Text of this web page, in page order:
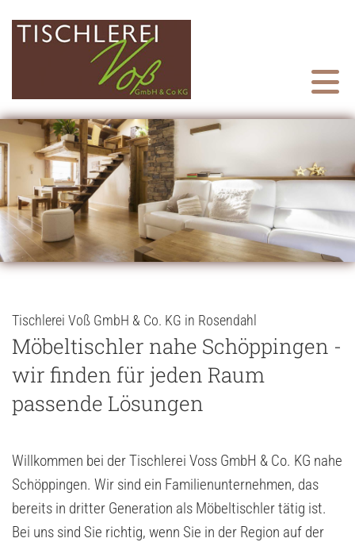
Tischlerei Voß GmbH & Co. KG in Rosendahl
Möbeltischler nahe Schöppingen -
wir finden für jeden Raum
passende Lösungen
Willkommen bei der Tischlerei Voss GmbH & Co. KG nahe
Schöppingen. Wir sind ein Familienunternehmen, das
bereits in dritter Generation als Möbeltischler tätig ist.
Bei uns sind Sie richtig, wenn Sie in der Region auf der